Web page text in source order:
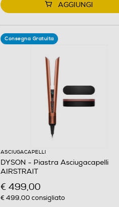
AGGIUNGI
Consegna Gratuita
ASCIUGACAPELLI
DYSON - Piastra Asciugacapelli
AIRSTRAIT
€ 499,00
€ 499,00consigliato